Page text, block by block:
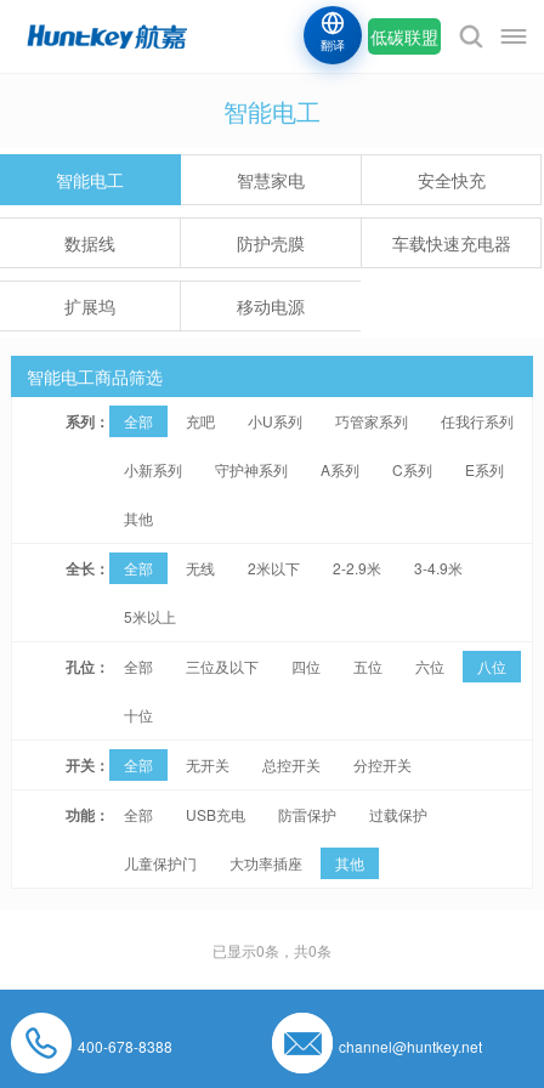
低碳联盟
翻译
智能电工
智能电工 智慧家电 安全快充
数据线 防护壳膜 车载快速充电器
扩展坞 移动电源
智能电工商品筛选
系列： 全部 充吧 小U系列 巧管家系列 任我行系列
小新系列 守护神系列 A系列 C系列 E系列
其他
全长： 全部 无线 2米以下 2-2.9米 3-4.9米
5米以上
孔位： 全部 三位及以下 四位 五位 六位 八位
十位
开关： 全部 无开关 总控开关 分控开关
功能： 全部 USB充电 防雷保护 过载保护
儿童保护门 大功率插座 其他
已显示0条，共0条
400-678-8388 channel@huntkey.net